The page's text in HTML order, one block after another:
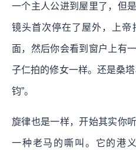
一个主人公进到屋里了，但
镜头首次停在了屋外，上帝
面，然后你会看到窗户上有
子仁拍的修女一样。还是桑
钧”。
旋律也是一样，开始其实你
一种老马的嘶叫。它的港